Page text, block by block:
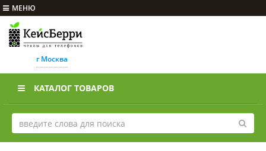
МЕНЮ
г Москва
КАТАЛОГ ТОВАРОВ